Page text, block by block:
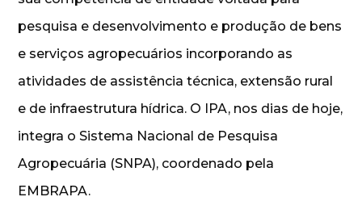
pesquisa e desenvolvimento e produção de bens
e serviços agropecuários incorporando as
atividades de assistência técnica, extensão rural
e de infraestrutura hídrica. O IPA, nos dias de hoje,
integra o Sistema Nacional de Pesquisa
Agropecuária (SNPA), coordenado pela
EMBRAPA.